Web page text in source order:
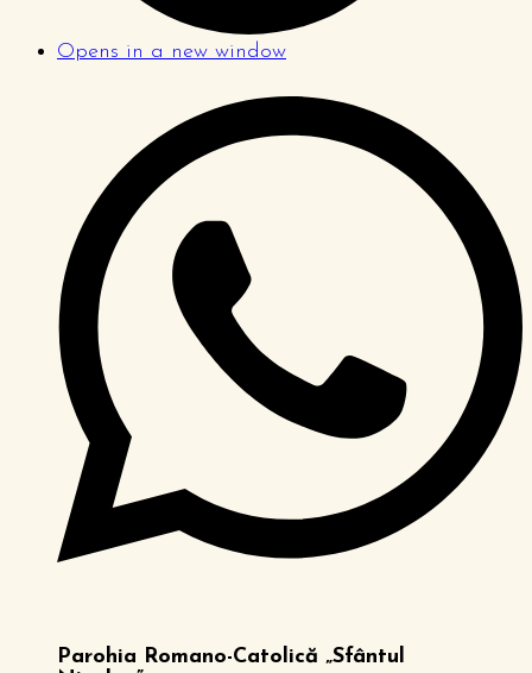
Opens in a new window
Parohia Romano-Catolică „Sfântul